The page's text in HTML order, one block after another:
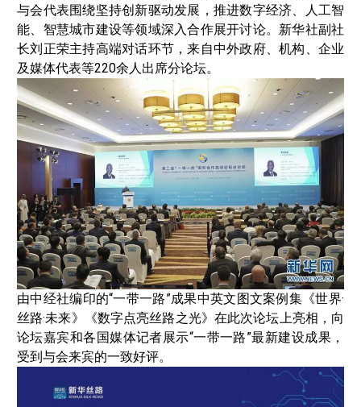
与会代表围绕坚持创新驱动发展，推进数字经济、人工智
能、智慧城市建设等领域深入合作展开讨论。新华社副社
长刘正荣主持高端对话环节，来自中外政府、机构、企业
及媒体代表等220余人出席分论坛。
由中经社编印的“一带一路”成果中英文图文案例集《世界·
丝路·未来》《数字点亮丝路之光》在此次论坛上亮相，向
论坛嘉宾和各国媒体记者展示“一带一路”最新建设成果，
受到与会来宾的一致好评。